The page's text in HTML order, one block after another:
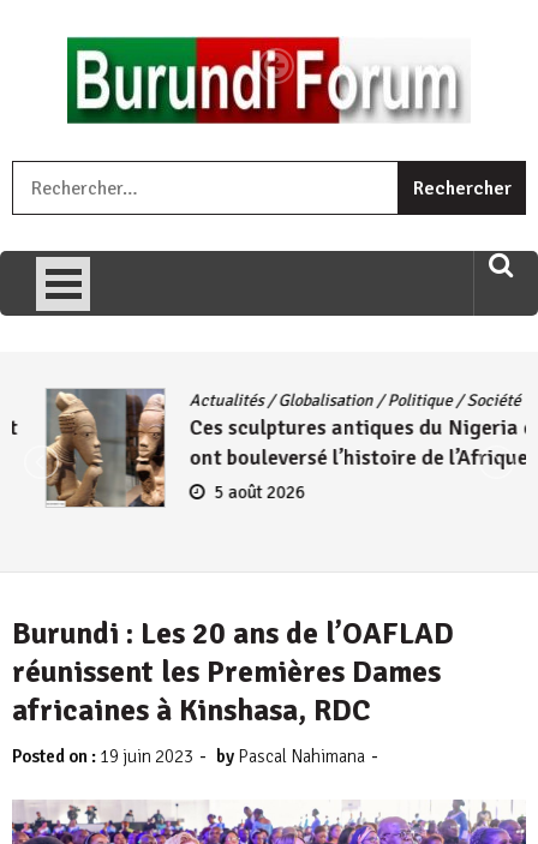
umariye umuryango wawe canke igihugu cakwibarutse .Wewe
uri ngaha ndagusigiye iki kibazo : Uriko ukora iki kugira ngo
Actualités/Globalisation/Politique/Société
Ces sculptures antiques du Nigeria qui
ont bouleversé l’histoire de l’Afrique
5 août 2026
Burundi : Les 20 ans de l’OAFLAD
réunissent les Premières Dames
africaines à Kinshasa, RDC
Posted on : 19 juin 2023 - by Pascal Nahimana -